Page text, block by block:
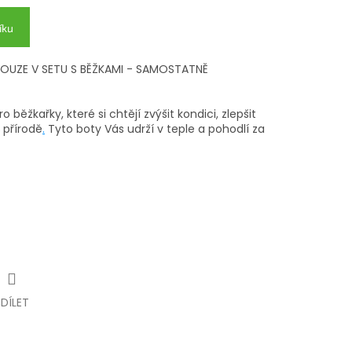
V SETU S BĚŽKAMI - SAMOSTATNĚ
běžkařky, které si chtějí zvýšit kondici, zlepšit
. Tyto boty Vás udrží v teple a pohodlí za